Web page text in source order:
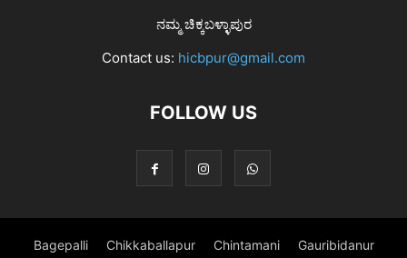
ನಮ್ಮ ಚಿಕ್ಕಬಳ್ಳಾಪುರ
Contact us: hicbpur@gmail.com
FOLLOW US
Bagepalli Chikkaballapur Chintamani Gauribidanur